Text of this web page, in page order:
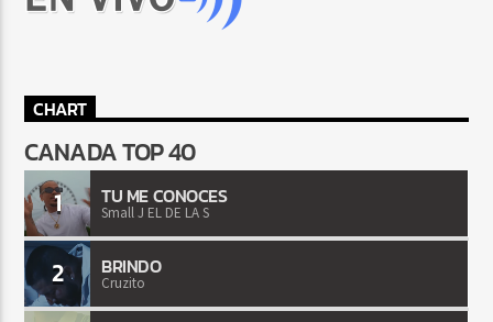
CHART
CANADA TOP 40
1 TU ME CONOCES
Small J EL DE LA S
2 BRINDO
Cruzito